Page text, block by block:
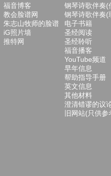
福音博客
钢琴诗歌伴奏(
教会脸谱网
钢琴诗歌伴奏(
朱志山牧师的脸谱
电子书籍
iG照片墙
圣经阅读
推特网
圣经聆听
福音播客
YouTube频道
早年信息
帮助指导手册
英文信息
其他材料
澄清错谬的议
旧网站(只供参